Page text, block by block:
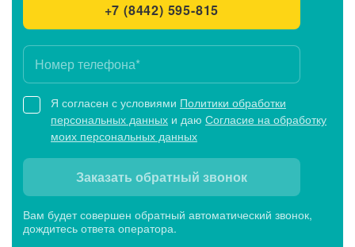
+7 (8442) 595-815
Я согласен с условиями Политики обработки
персональных данных и даю Согласие на обработку
моих персональных данных
Заказать обратный звонок
Вам будет совершен обратный автоматический звонок,
дождитесь ответа оператора.